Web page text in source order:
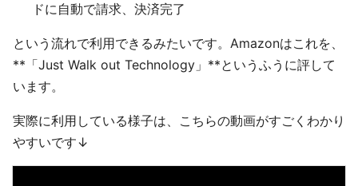
ドに自動で請求、決済完了
という流れで利用できるみたいです。Amazonはこれを、
**「Just Walk out Technology」**というふうに評して
います。
実際に利用している様子は、こちらの動画がすごくわかり
やすいです↓